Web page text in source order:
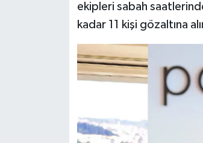
ekipleri sabah
kadar 11 kişi gözaltına